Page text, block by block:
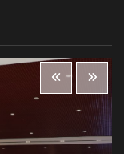
ရာမများ
ာ်)သို့